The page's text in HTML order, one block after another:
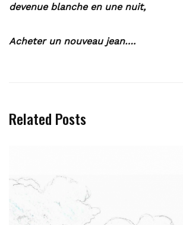
devenue blanche en une nuit,
Acheter un nouveau jean….
Related Posts